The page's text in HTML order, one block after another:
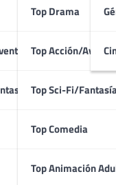
Top Drama
Top Acción/
Top Sci-Fi/
Top Comedia
Top Animación
Qué
de 2026
? En esta
catálogo durante el